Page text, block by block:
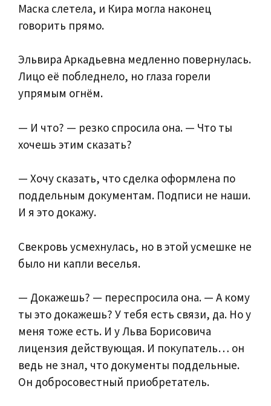
Маска слетела, и Кира могла наконец
говорить прямо.
Эльвира Аркадьевна медленно повернулась.
Лицо её побледнело, но глаза горели
упрямым огнём.
— И что? — резко спросила она. — Что ты
хочешь этим сказать?
— Хочу сказать, что сделка оформлена по
поддельным документам. Подписи не наши.
И я это докажу.
Свекровь усмехнулась, но в этой усмешке не
было ни капли веселья.
— Докажешь? — переспросила она. — А кому
ты это докажешь? У тебя есть связи, да. Но у
меня тоже есть. И у Льва Борисовича
лицензия действующая. И покупатель… он
ведь не знал, что документы поддельные.
Он добросовестный приобретатель.